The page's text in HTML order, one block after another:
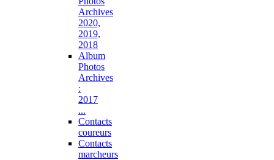
Archives
2020,
2019,
2018
Album
Photos
Archives
:
2017
...
Contacts
coureurs
Contacts
marcheurs